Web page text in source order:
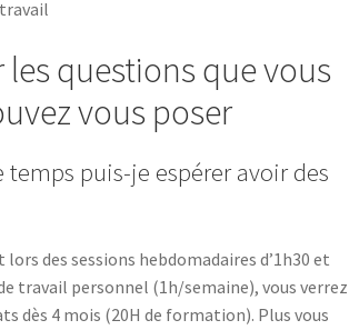
les questions que vous
vous poser
temps puis-je espérer avoir des
des sessions hebdomadaires d’1h30 et
travail personnel (1h/semaine), vous verrez
dès 4 mois (20H de formation). Plus vous